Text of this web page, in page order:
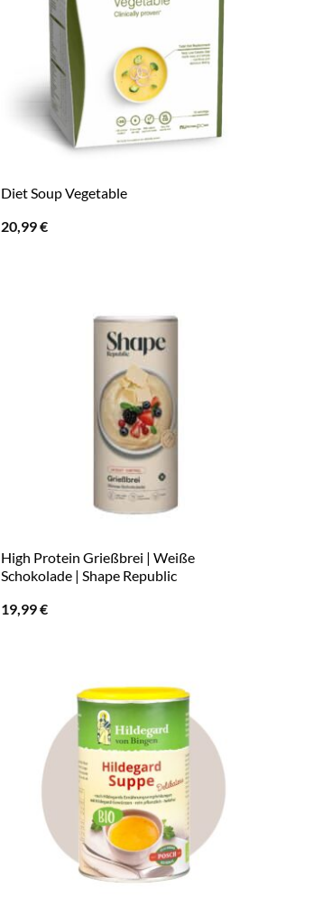
Diet Soup Vegetable
20,99€
High Protein Grießbrei | Weiße
Schokolade | Shape Republic
19,99€